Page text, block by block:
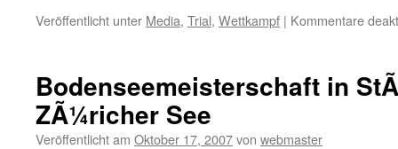
Veröffentlicht unter Media, Trial, Wettkampf | Kommentare
Bodenseemeisterschaft in
ZÃ¼richer See
Veröffentlicht am Oktober 17, 2007von webmaster